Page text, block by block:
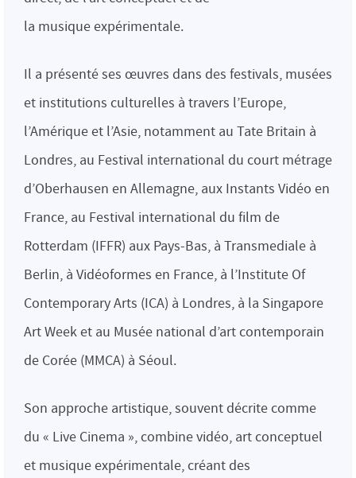
la musique expérimentale.
Il a présenté ses œuvres dans des festivals, musées
et institutions culturelles à travers l’Europe,
l’Amérique et l’Asie, notamment au Tate Britain à
Londres, au Festival international du court métrage
d’Oberhausen en Allemagne, aux Instants Vidéo en
France, au Festival international du film de
Rotterdam (IFFR) aux Pays-Bas, à Transmediale à
Berlin, à Vidéoformes en France, à l’Institute Of
Contemporary Arts (ICA) à Londres, à la Singapore
Art Week et au Musée national d’art contemporain
de Corée (MMCA) à Séoul.
Son approche artistique, souvent décrite comme
du « Live Cinema », combine vidéo, art conceptuel
et musique expérimentale, créant des